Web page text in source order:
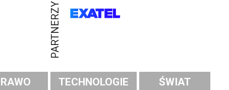
PARTNERZY
TECHNOLOGIE
ŚWIAT